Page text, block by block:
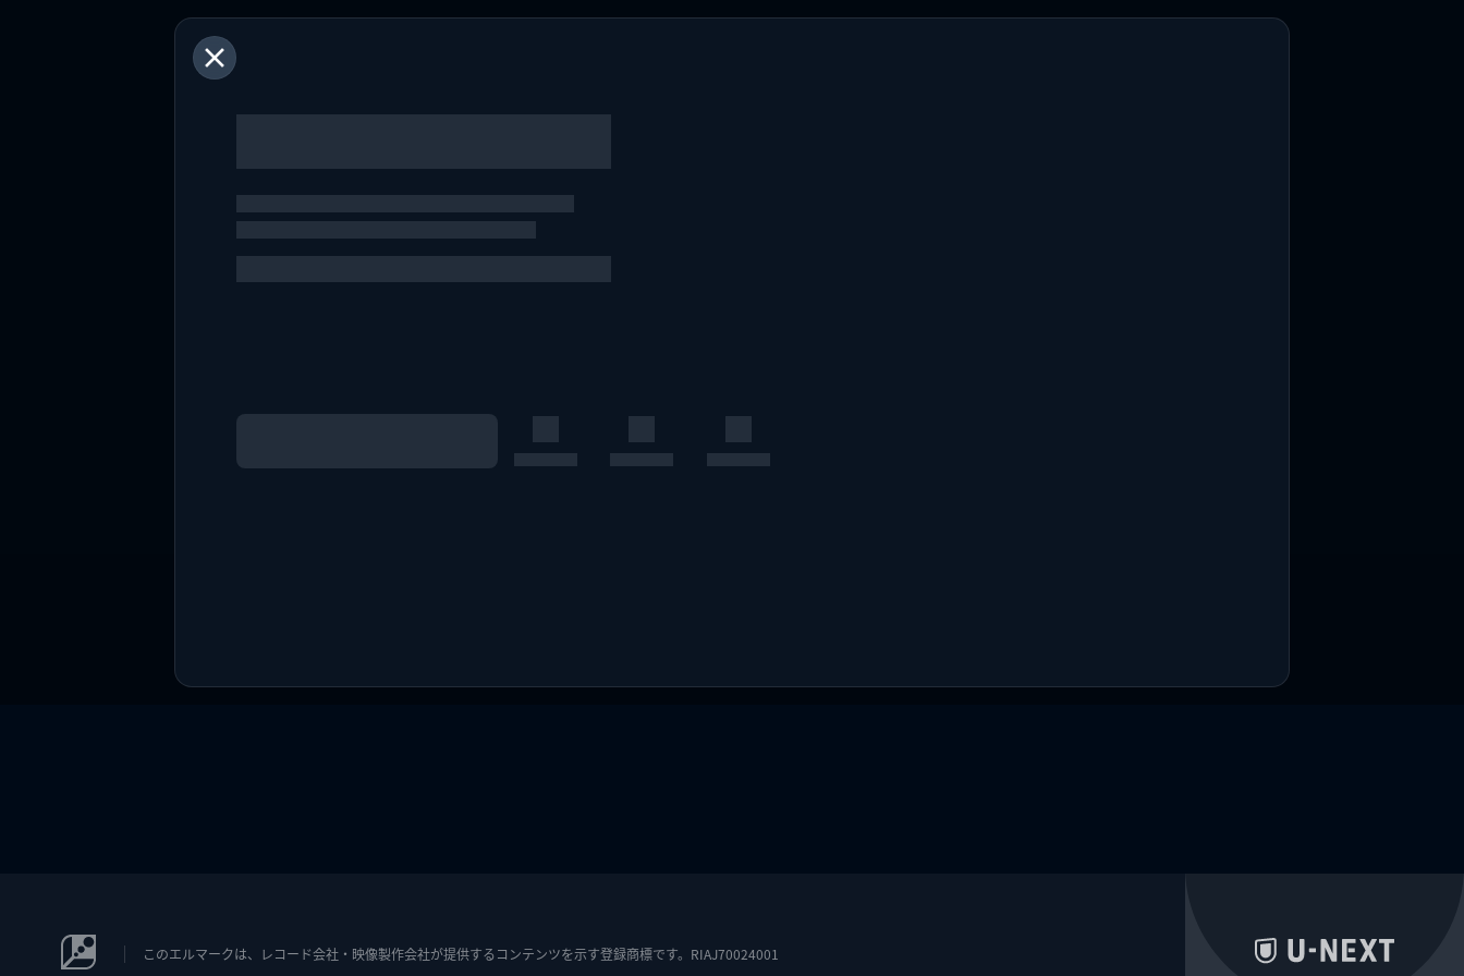
このエルマークは、レコード会社・映像製作会社が提供するコンテンツを示す登録商標です。RIAJ70024001